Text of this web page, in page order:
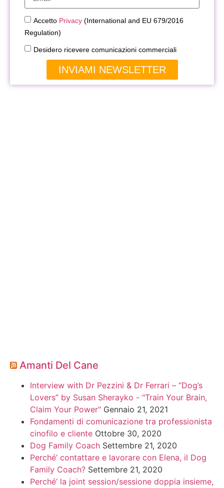
Accetto Privacy (International and EU 679/2016
Regulation)
Desidero ricevere comunicazioni commerciali
INVIAMI NEWSLETTER
Amanti Del Cane
Interview with Dr Pezzini & Dr Ferrari – ”Dog’s
Lovers” by Susan Sherayko - "Train Your Brain,
Claim Your Power" Gennaio 21, 2021
Fondamenti di comunicazione tra professionista
cinofilo e cliente Ottobre 30, 2020
Dog Family Coach Settembre 21, 2020
Perché’ contattare e lavorare con Elena, il Dog
Family Coach? Settembre 21, 2020
Perché’ la joint session/sessione doppia insieme,